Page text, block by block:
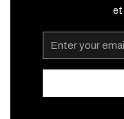
et
Email
Address